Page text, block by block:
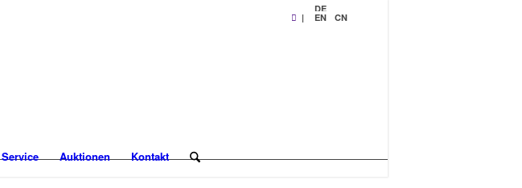
|
DE
EN CN
Service Auktionen Kontakt